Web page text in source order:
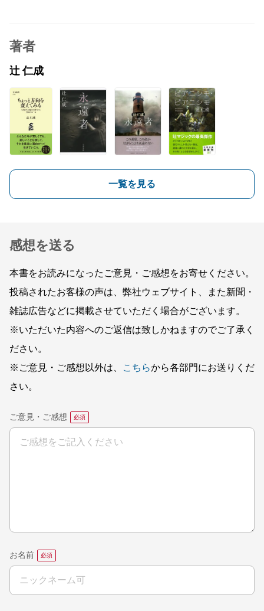
著者
辻 仁成
一覧を見る
感想を送る
本書をお読みになったご意見・ご感想をお寄せください。
投稿されたお客様の声は、弊社ウェブサイト、また新聞・
雑誌広告などに掲載させていただく場合がございます。
※いただいた内容へのご返信は致しかねますのでご了承く
ださい。
※ご意見・ご感想以外は、
こちらから各部門にお送りくだ
さい。
ご意見・ご感想
お名前